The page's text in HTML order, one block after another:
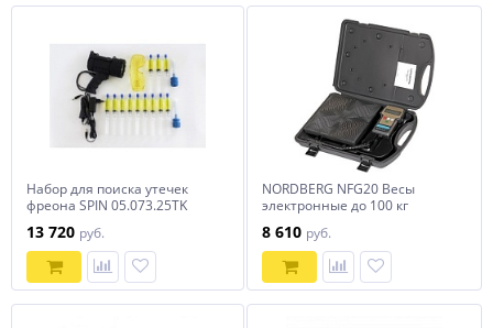
Набор для поиска утечек
фреона SPIN 05.073.25TK
13 720 руб.
NORDBERG NFG20 Весы
электронные до 100 кг
8 610 руб.